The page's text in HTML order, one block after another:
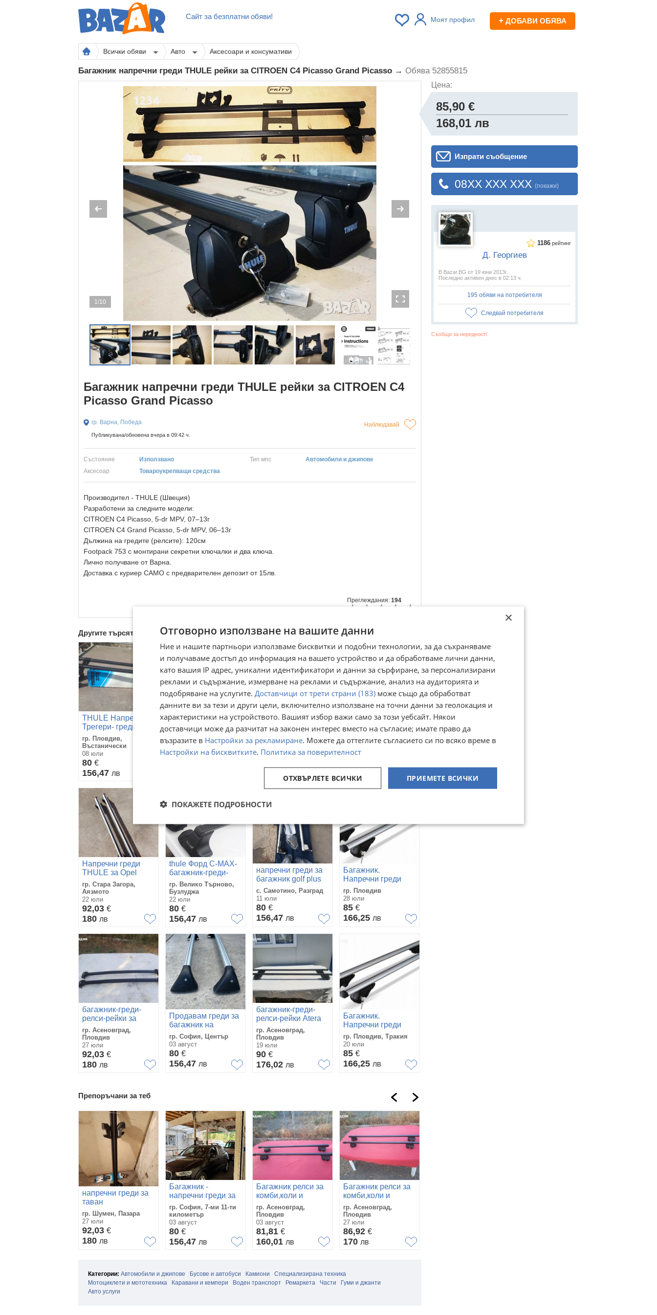
Сайт за безплатни обяви! Моят профил + ДОБАВИ ОБЯВА
Всички обяви Авто Аксесоари и консумативи
Багажник напречни греди THULE рейки за CITROEN C4 Picasso Grand Picasso → Обява 52855815
1/10
Багажник напречни греди THULE рейки за CITROEN C4
Picasso Grand Picasso
гр. Варна, Победа Наблюдавай
Публикувана/обновена вчера в 09:42 ч.
Състояние Използвано Тип мпс
Автомобили и джипове
Aксесоар
Товароукрепващи средства
Производител - THULE (Швеция)
Разработени за следните модели:
CITROEN C4 Picasso, 5-dr MPV, 07–13г
CITROEN C4 Grand Picasso, 5-dr MPV, 06–13г
Дължина на гредите (релсите): 120см
Footpack 753 с монтирани секретни ключалки и два ключа.
Лично получване от Варна.
Доставка с куриер САМО с предварителен депозит от 15лв.
Преглеждания: 194
☆
☆
☆
☆
☆
Другите търсят също
THULE Напречни
Трегери- греди-
релси-рейки-
багажник-шпригли
гр. Пловдив,
Въстанически
08 юли
80 €
156,47 лв
Напречни Трегери-
греди-релси-рейки-
багажник-шпригли
гр. Пловдив
14 юли
thule VW Туарег-
багажник-греди-
рейки
гр. Велико Търново,
22 юли
thule VW Тюран-
багажник-греди-
рейки
гр. Велико Търново,
22 юли
Напречни греди
THULE за Opel
Insignia
гр. Стара Загора,
Аязмото
22 юли
92,03 €
180 лв
thule Форд C-MAX-
багажник-греди-
релси-автобокс-
рейки
гр. Велико Търново,
Бузлуджа
22 юли
80 €
156,47 лв
напречни греди за
багажник golf plus
с. Самотино, Разград
11 юли
80 €
156,47 лв
Багажник.
Напречни греди
MENABO 120 см.
гр. Пловдив
28 юли
85 €
166,25 лв
багажник-греди-
релси-рейки за
CHRYSLER
VOYAGER 3
гр. Асеновград,
Пловдив
27 юли
92,03 €
180 лв
Продавам греди за
багажник на
Ситроен C4
гр. София, Център
03 август
80 €
156,47 лв
багажник-греди-
релси-рейки Atera
SIGNO RTD
гр. Асеновград,
Пловдив
19 юли
90 €
176,02 лв
Багажник.
Напречни греди
120 см. CarFace
(MENABO)
гр. Пловдив, Тракия
20 юли
85 €
166,25 лв
Препоръчани за теб
напречни греди за
таван
гр. Шумен, Пазара
27 юли
92,03 €
180 лв
Багажник -
напречни греди за
AUDI Q3
2011до2018 г. ( за
таван
гр. София, 7-ми 11-ти
километър
03 август
80 €
156,47 лв
Багажник релси за
комби,коли и
джипове с
надлъжни рейки
Thule
гр. Асеновград,
Пловдив
03 август
81,81 €
160,01 лв
Багажник релси за
комби,коли и
джипове с
надлъжни рейки
Thule
гр. Асеновград,
Пловдив
27 юли
86,92 €
170 лв
Категории: Автомобили и джипове Бусове и автобуси Камиони
Специализирана техника
Мотоциклети и мототехника
Каравани и кемпери Воден транспорт Ремаркета Части
Гуми и джанти
Авто услуги
Цена:
85,90 €
168,01 лв
Изпрати съобщение
08XX XXX XXX (покажи)
1186 рейтинг
Д. Георгиев
В Bazar.BG от 19 юни 2013г.
Последно активен днес в 02:13 ч.
195 обяви на потребителя
Следвай потребителя
Съобщи за нередност!
×
Отговорно използване на вашите данни
Ние и нашите партньори използваме бисквитки и подобни технологии, за да съхраняваме
и получаваме достъп до информация на вашето устройство и да обработваме лични данни,
като вашия IP адрес, уникални идентификатори и данни за сърфиране, за персонализирани
реклами и съдържание, измерване на реклами и съдържание, анализ на аудиторията и
подобряване на услугите. Доставчици от трети страни (183) може също да обработват
данните ви за тези и други цели, включително използване на точни данни за геолокация и
характеристики на устройството. Вашият избор важи само за този уебсайт. Някои
доставчици може да разчитат на законен интерес вместо на съгласие; имате право да
възразите в Настройки за рекламиране. Можете да оттеглите съгласието си по всяко време в
Настройки на бисквитките. Политика за поверителност
ПРИЕМЕТЕ ВСИЧКИ
ОТХВЪРЛЕТЕ ВСИЧКИ
ПОКАЖЕТЕ ПОДРОБНОСТИ